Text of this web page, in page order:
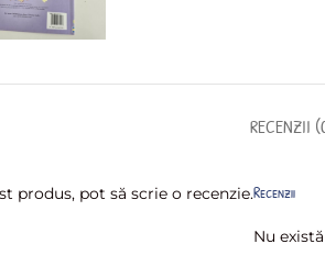
RECENZII
Recenzii
Nu
produs, pot să scrie o recenzie.